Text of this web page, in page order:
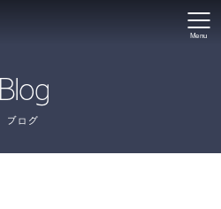
Menu
Blog
ブログ